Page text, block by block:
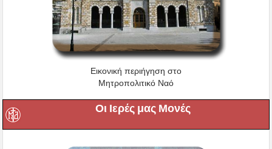
Εικονική περιήγηση στο
Μητροπολιτικό Ναό
Οι Ιερές μας Μονές